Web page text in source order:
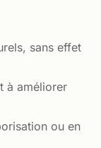
sans effet
à améliorer
ou en